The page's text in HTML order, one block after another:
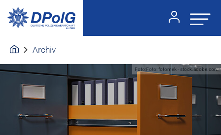
Archiv
Foto:Foto: fotomek - stock.adobe.com